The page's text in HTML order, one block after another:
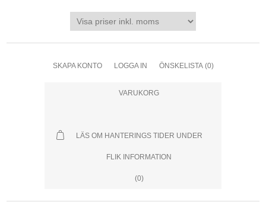
SKAPA KONTO LOGGA IN ÖNSKELISTA (0)
VARUKORG
LÄS OM HANTERINGS TIDER UNDER
FLIK INFORMATION
(0)